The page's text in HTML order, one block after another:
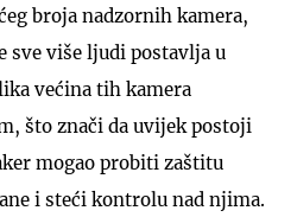
broja nadzornih kamera,
sve više ljudi postavlja u
većina tih kamera
što znači da uvijek postoji
mogao probiti zaštitu
i steći kontrolu nad njima.